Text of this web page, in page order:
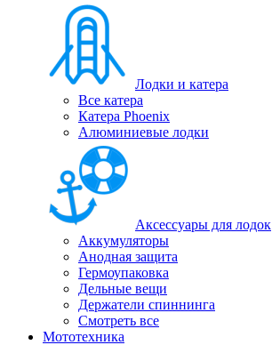
Лодки и катера
Все катера
Катера Phoenix
Алюминиевые лодки
Аксессуары для лодок
Аккумуляторы
Анодная защита
Гермоупаковка
Дельные вещи
Держатели спиннинга
Смотреть все
Мототехника